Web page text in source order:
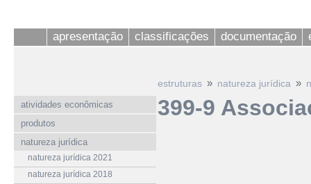
apresentação classificações documentação
atividades econômicas
produtos
natureza jurídica
natureza jurídica 2021
natureza jurídica 2018
estruturas » natureza jurídica »
399-9